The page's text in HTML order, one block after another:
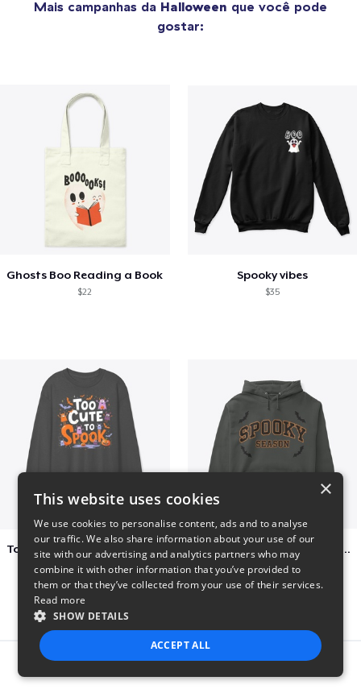
Mais campanhas da Halloween que você pode
gostar:
Ghosts Boo Reading a Book
$22
Spooky vibes
$35
$37
Varsity Halloween Spooky Season Letter
$29
×
This website uses cookies
We use cookies to personalise content, ads and to analyse
our traffic. We also share information about your use of our
site with our advertising and analytics partners who may
combine it with other information that you’ve provided to
them or that they’ve collected from your use of their services.
Read more
SHOW DETAILS
ACCEPT ALL
STRICTLY NECESSARY PERFORMANCE